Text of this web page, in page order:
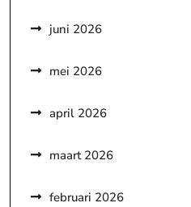
juni 2026
mei 2026
april 2026
maart 2026
februari 2026